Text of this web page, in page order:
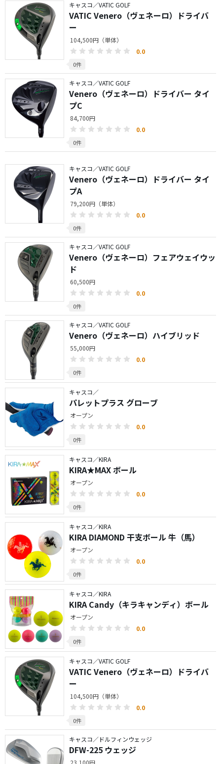
キャスコ／VATIC GOLF
VATIC Venero（ヴェネーロ）ドライバ
ー
104,500円（単体）
0.0
0件
キャスコ／VATIC GOLF
Venero（ヴェネーロ）ドライバー タイ
プC
84,700円
0.0
0件
キャスコ／VATIC GOLF
Venero（ヴェネーロ）ドライバー タイ
プA
79,200円（単体）
0.0
0件
キャスコ／VATIC GOLF
Venero（ヴェネーロ）フェアウェイウッ
ド
60,500円
0.0
0件
キャスコ／VATIC GOLF
Venero（ヴェネーロ）ハイブリッド
55,000円
0.0
0件
キャスコ／
パレットプラス グローブ
オープン
0.0
0件
キャスコ／KIRA
KIRA★MAX ボール
オープン
0.0
0件
キャスコ／KIRA
KIRA DIAMOND 干支ボール 牛（馬）
オープン
0.0
0件
キャスコ／KIRA
KIRA Candy（キラキャンディ）ボール
オープン
0.0
0件
キャスコ／VATIC GOLF
VATIC Venero（ヴェネーロ）ドライバ
ー
104,500円（単体）
0.0
0件
キャスコ／ドルフィンウェッジ
DFW-225 ウェッジ
23,100円